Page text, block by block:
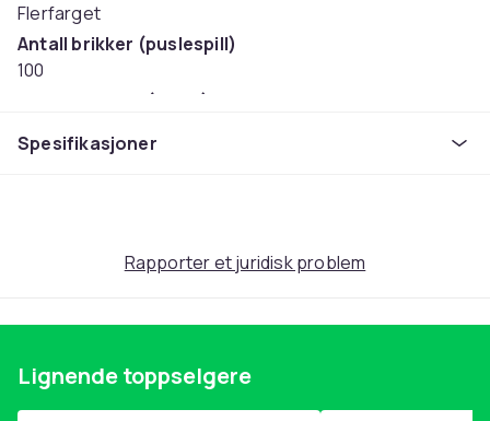
Flerfarget
Antall brikker (puslespill)
100
Anbefalt alder (maks)
Anbefalt alder (min)
Spesifikasjoner
Rapporter et juridisk problem
Lignende toppselgere